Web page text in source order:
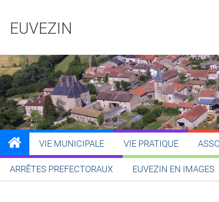
EUVEZIN
VIE MUNICIPALE VIE PRATIQUE
ARRÊTES PREFECTORAUX EUVEZIN EN IMAGES